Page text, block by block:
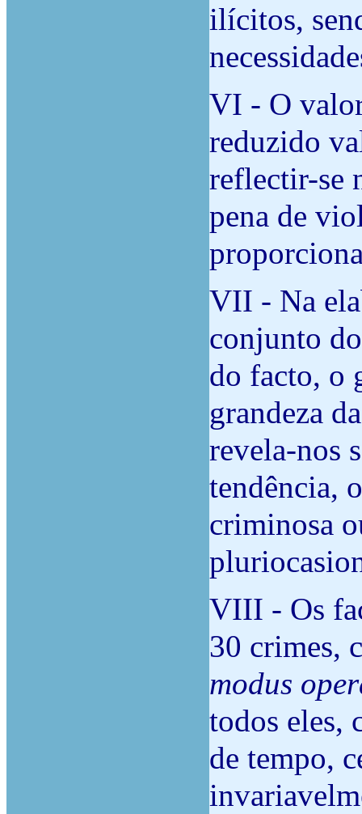
ilícitos,
VI - O
reduzido
reflectir-se
pena de
VII - Na
conjunto
do facto, o
grandeza
revela-nos
tendência,
criminosa
VIII - Os
30 crimes,
modus
todos eles,
de tempo,